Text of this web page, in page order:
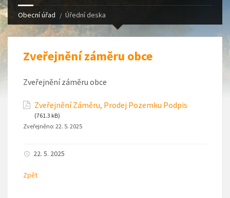
Obecní úřad Úřední deska
Zveřejnění záměru obce
Zveřejnění záměru obce
Zveřejnění Záměru, Prodej Pozemku Podpis
(761.3 kB)
Zveřejněno: 22. 5. 2025
22. 5. 2025
Zpět